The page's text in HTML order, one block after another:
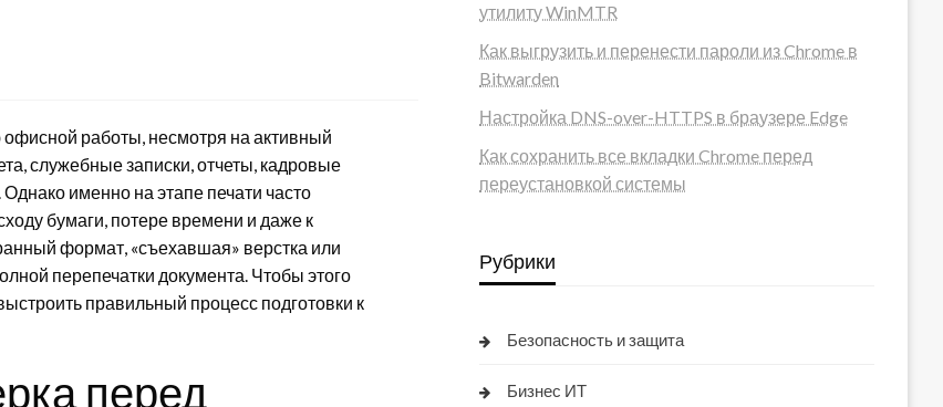
работы, несмотря на активный
служебные записки, отчеты, кадровые
именно на этапе печати часто
бумаги, потере времени и даже к
формат, «съехавшая» верстка или
перепечатки документа. Чтобы этого
правильный процесс подготовки к
перед
утилиту WinMTR
Как выгрузить и перенести пароли из Chrome в
Bitwarden
Настройка DNS-over-HTTPS в браузере Edge
Как сохранить все вкладки Chrome перед
переустановкой системы
Рубрики
Безопасность и защита
Бизнес ИТ